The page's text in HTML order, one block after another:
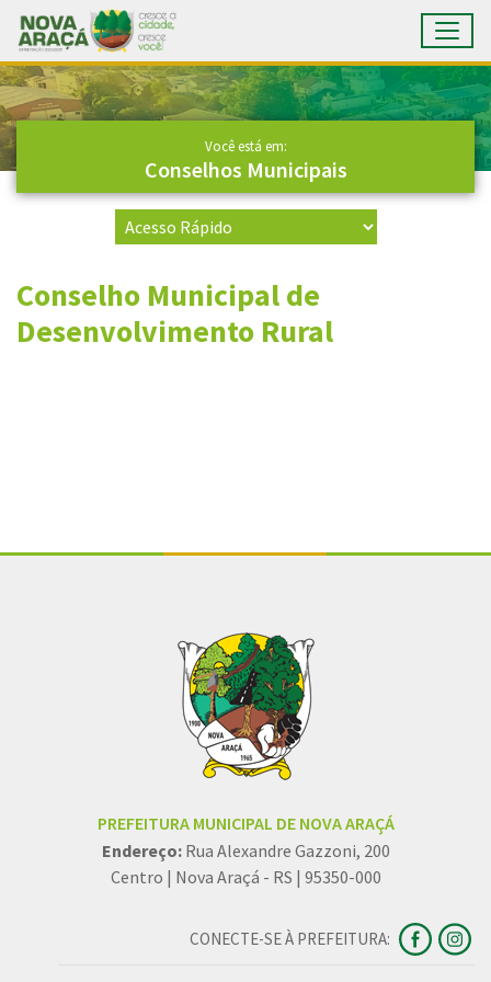
Ir para conteúdo principal
Conteúdo Principal
Você está em:
Conselhos Municipais
Conselho Municipal de
Desenvolvimento Rural
PREFEITURA MUNICIPAL DE NOVA ARAÇÁ
Endereço: Rua Alexandre Gazzoni, 200
Centro | Nova Araçá - RS | 95350-000
CONECTE-SE À PREFEITURA: